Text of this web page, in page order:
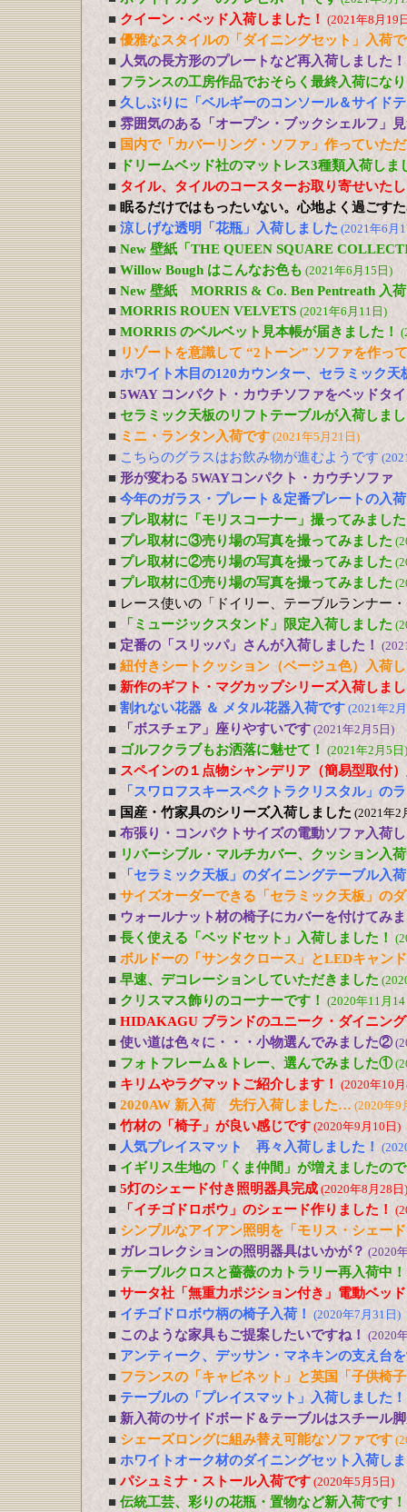
■ クイーン・ベッド入荷しました！ (2021年8月19
■ 優雅なスタイルの「ダイニングセット」入荷
■ 人気の長方形のプレートなど再入荷しました！
■ フランスの工房作品でおそらく最終入荷にな
■ 久しぶりに「ベルギーのコンソール＆サイド
■ 雰囲気のある「オープン・ブックシェルフ」
■ 国内で「カバーリング・ソファ」作っていた
■
ドリームベッド社のマットレス3種類入荷しま
■ タイル、タイルのコースターお取り寄せいた
■ 眠るだけではもったいない。心地よく過ごす
■ 涼しげな透明「花瓶」入荷しました (2021年6月
■ New 壁紙「THE QUEEN SQUARE
■ Willow Bough はこんなお色も (2021年6月15日)
■ New 壁紙 MORRIS & Co. Ben Pentreath 入
■ MORRIS ROUEN VELVETS (2021年6月11日)
■ MORRIS のベルベット見本帳が届きました！
■ リゾートを意識して “2トーン” ソファを作っ
■ ホワイト木目の120カウンター、セラミック天
■ 5WAY コンパクト・カウチソファをベッドタ
■ セラミック天板のリフトテーブルが入荷しま
■ ミニ・ランタン入荷です (2021年5月21日)
■ こちらのグラスはお飲み物が進むようです
■ 形が変わる 5WAYコンパクト・カウチソファ
■ 今年のガラス・プレート＆定番プレートの入
■ プレ取材に「モリスコーナー」撮ってみました
■ プレ取材に③売り場の写真を撮ってみました
■ プレ取材に②売り場の写真を撮ってみました
■ プレ取材に①売り場の写真を撮ってみました
■ レース使いの「ドイリー、テーブルランナー
■
「ミュージックスタンド」限定入荷しました
■ 定番の「スリッパ」さんが入荷しました！
■ 紐付きシートクッション（ベージュ色）入荷
■ 新作のギフト・マグカップシリーズ入荷しま
■ 割れない花器 ＆ メタル花器入荷です (2021年2
■ 「ボスチェア」座りやすいです (2021年2月5日)
■ ゴルフクラブもお洒落に魅せて！ (2021年2月5日)
■ スペインの１点物シャンデリア（簡易型取付
■
「スワロフスキースペクトラクリスタル」の
■ 国産・竹家具のシリーズ入荷しました (2021年2
■ 布張り・コンパクトサイズの電動ソファ入荷
■ リバーシブル・マルチカバー、クッション入
■
「セラミック天板」のダイニングテーブル入
■ サイズオーダーできる「セラミック天板」の
■ ウォールナット材の椅子にカバーを付けてみ
■ 長く使える「ベッドセット」入荷しました！
■ ボルドーの「サンタクロース」とLEDキャン
■ 早速、デコレーションしていただきました
■ クリスマス飾りのコーナーです！ (2020年11月
■ HIDAKAGU ブランドのユニーク・ダイニン
■ 使い道は色々に・・・小物選んでみました②
■ フォトフレーム＆トレー、選んでみました①
■ キリムやラグマットご紹介します！ (2020年10
■ 2020AW 新入荷 先行入荷しました… (2020年9
■ 竹材の「椅子」が良い感じです (2020年9月10日)
■ 人気プレイスマット 再々入荷しました！
■ イギリス生地の「くま仲間」が増えましたの
■ 5灯のシェード付き照明器具完成 (2020年8月28日)
■ 「イチゴドロボウ」のシェード作りました！
■ シンプルなアイアン照明を「モリス・シェー
■ ガレコレクションの照明器具はいかが？ (2020
■ テーブルクロスと薔薇のカトラリー再入荷中！
■ サータ社「無重力ポジション付き」電動ベッ
■ イチゴドロボウ柄の椅子入荷！ (2020年7月31日)
■ このような家具もご提案したいですね！ (2020
■ アンティーク、デッサン・マネキンの支え台
■ フランスの「キャビネット」と英国「子供椅
■ テーブルの「プレイスマット」入荷しました！
■ 新入荷のサイドボード＆テーブルはスチール
■ シェーズロングに組み替え可能なソファです
■ ホワイトオーク材のダイニングセット入荷し
■ パシュミナ・ストール入荷です (2020年5月5日)
■ 伝統工芸、彩りの花瓶・置物など新入荷です！